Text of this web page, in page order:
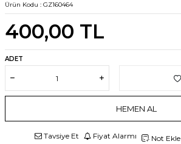
Ürün Kodu : GZ160464
400,00 TL
ADET
HEMEN AL
Tavsiye Et Fiyat Alarmı Not Ekle